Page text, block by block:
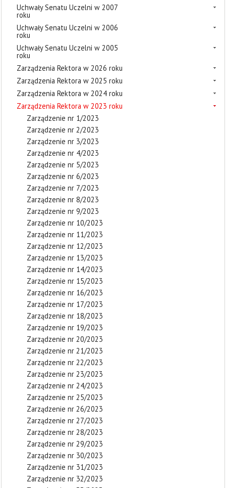
Uchwały Senatu Uczelni w 2007
roku
Uchwały Senatu Uczelni w 2006
roku
Uchwały Senatu Uczelni w 2005
roku
Zarządzenia Rektora w 2026 roku
Zarządzenia Rektora w 2025 roku
Zarządzenia Rektora w 2024 roku
Zarządzenia Rektora w 2023 roku
Zarządzenie nr 1/2023
Zarządzenie nr 2/2023
Zarządzenie nr 3/2023
Zarządzenie nr 4/2023
Zarządzenie nr 5/2023
Zarządzenie nr 6/2023
Zarządzenie nr 7/2023
Zarządzenie nr 8/2023
Zarządzenie nr 9/2023
Zarządzenie nr 10/2023
Zarządzenie nr 11/2023
Zarządzenie nr 12/2023
Zarządzenie nr 13/2023
Zarządzenie nr 14/2023
Zarządzenie nr 15/2023
Zarządzenie nr 16/2023
Zarządzenie nr 17/2023
Zarządzenie nr 18/2023
Zarządzenie nr 19/2023
Zarządzenie nr 20/2023
Zarządzenie nr 21/2023
Zarządzenie nr 22/2023
Zarządzenie nr 23/2023
Zarządzenie nr 24/2023
Zarządzenie nr 25/2023
Zarządzenie nr 26/2023
Zarządzenie nr 27/2023
Zarządzenie nr 28/2023
Zarządzenie nr 29/2023
Zarządzenie nr 30/2023
Zarządzenie nr 31/2023
Zarządzenie nr 32/2023